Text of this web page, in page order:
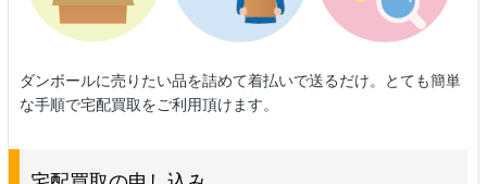
ダンボールに売りたい品を詰めて着払いで送るだけ。とても簡単
な手順で宅配買取をご利用頂けます。